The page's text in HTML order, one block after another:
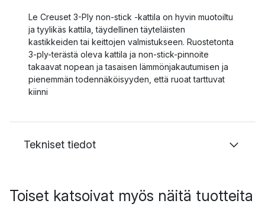
Le Creuset 3-Ply non-stick -kattila on hyvin muotoiltu
ja tyylikäs kattila, täydellinen täyteläisten
kastikkeiden tai keittojen valmistukseen. Ruostetonta
3-ply-terästä oleva kattila ja non-stick-pinnoite
takaavat nopean ja tasaisen lämmönjakautumisen ja
pienemmän todennäköisyyden, että ruoat tarttuvat
kiinni
Tekniset tiedot
Toiset katsoivat myös näitä tuotteita